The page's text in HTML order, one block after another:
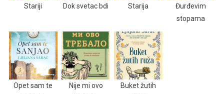
Stariji Dok svetac bdi Starija
Đurđevim
stopama
Opet sam te
Nije mi ovo
Buket žutih